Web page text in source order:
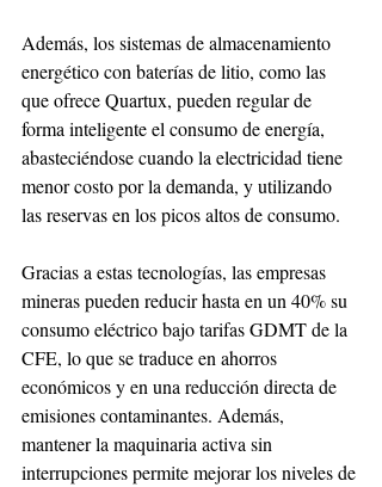
Además, los sistemas de almacenamiento
energético con baterías de litio, como las
que ofrece Quartux, pueden regular de
forma inteligente el consumo de energía,
abasteciéndose cuando la electricidad tiene
menor costo por la demanda, y utilizando
las reservas en los picos altos de consumo.
Gracias a estas tecnologías, las empresas
mineras pueden reducir hasta en un 40% su
consumo eléctrico bajo tarifas GDMT de la
CFE, lo que se traduce en ahorros
económicos y en una reducción directa de
emisiones contaminantes. Además,
mantener la maquinaria activa sin
interrupciones permite mejorar los niveles de